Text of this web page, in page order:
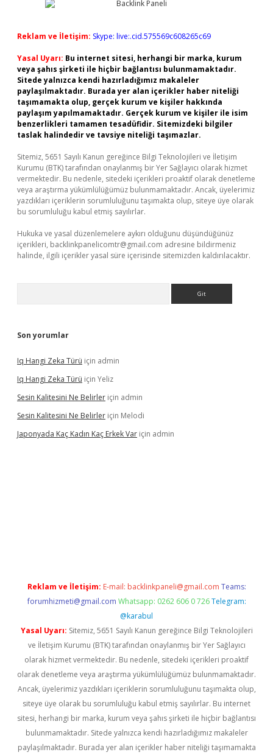
Reklam ve İletişim: Skype: live:.cid.575569c608265c69
Yasal Uyarı: Bu internet sitesi, herhangi bir marka, kurum
veya şahıs şirketi ile hiçbir bağlantısı bulunmamaktadır.
Sitede yalnızca kendi hazırladığımız makaleler
paylaşılmaktadır. Burada yer alan içerikler haber niteliği
taşımamakta olup, gerçek kurum ve kişiler hakkında
paylaşım yapılmamaktadır. Gerçek kurum ve kişiler ile isim
benzerlikleri tamamen tesadüfidir. Sitemizdeki bilgiler
taslak halindedir ve tavsiye niteliği taşımazlar.
Sitemiz, 5651 Sayılı Kanun gereğince Bilgi Teknolojileri ve İletişim
Kurumu (BTK) tarafından onaylanmış bir Yer Sağlayıcı olarak hizmet
vermektedir. Bu nedenle, sitedeki içerikleri proaktif olarak denetleme
veya araştırma yükümlülüğümüz bulunmamaktadır. Ancak, üyelerimiz
yazdıkları içeriklerin sorumluluğunu taşımakta olup, siteye üye olarak
bu sorumluluğu kabul etmiş sayılırlar.
Hukuka ve yasal düzenlemelere aykırı olduğunu düşündüğünüz
içerikleri, backlinkpanelicomtr@gmail.com adresine bildirmeniz
halinde, ilgili içerikler yasal süre içerisinde sitemizden kaldırılacaktır.
Son yorumlar
Iq Hangi Zeka Türü için admin
Iq Hangi Zeka Türü için Yeliz
Sesin Kalitesini Ne Belirler için admin
Sesin Kalitesini Ne Belirler için Melodi
Japonyada Kaç Kadın Kaç Erkek Var için admin
Reklam ve İletişim: E-mail: backlinkpaneli@gmail.com Teams:
forumhizmeti@gmail.com Whatsapp: 0262 606 0 726 Telegram:
@karabul
Yasal Uyarı: Sitemiz, 5651 Sayılı Kanun gereğince Bilgi Teknolojileri
ve İletişim Kurumu (BTK) tarafından onaylanmış bir Yer Sağlayıcı
olarak hizmet vermektedir. Bu nedenle, sitedeki içerikleri proaktif
olarak denetleme veya araştırma yükümlülüğümüz bulunmamaktadır.
Ancak, üyelerimiz yazdıkları içeriklerin sorumluluğunu taşımakta olup,
siteye üye olarak bu sorumluluğu kabul etmiş sayılırlar. Bu internet
sitesi, herhangi bir marka, kurum veya şahıs şirketi ile hiçbir bağlantısı
bulunmamaktadır. Sitede yalnızca kendi hazırladığımız makaleler
paylaşılmaktadır. Burada yer alan içerikler haber niteliği taşımamakta